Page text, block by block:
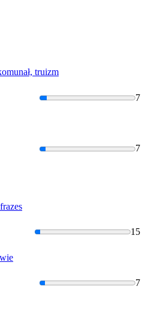
truizm
7
7
frazes
15
7